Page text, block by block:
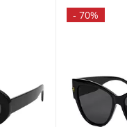
- 70%